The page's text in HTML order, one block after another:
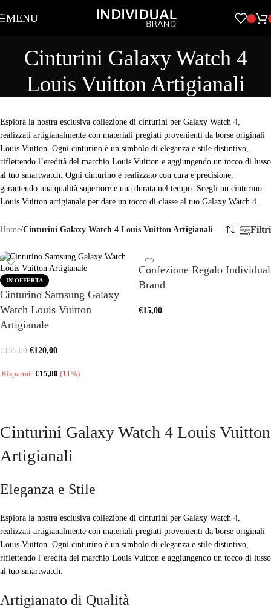
Skip to navigation
MENU
Cinturini Galaxy Watch 4
Louis Vuitton Artigianali
Esplora la nostra esclusiva collezione di cinturini per Galaxy Watch 4,
realizzati artigianalmente con materiali pregiati provenienti da borse originali
Louis Vuitton. Ogni cinturino è un simbolo di eleganza e stile distintivo,
riflettendo l’eredità del marchio Louis Vuitton e aggiungendo un tocco di lusso
al tuo smartwatch. Ogni cinturino è realizzato con cura e precisione,
garantendo una qualità superiore e una durata nel tempo. Scegli un cinturino
Louis Vuitton artigianale per dare un tocco di classe al tuo Galaxy Watch 4.
Home/Cinturini Galaxy Watch 4 Louis Vuitton Artigianali Filtri
IN OFFERTA
Cinturino Samsung Galaxy
Watch Louis Vuitton
Artigianale
€135,00 €120,00
Risparmi: €15,00 (11%)
Confezione Regalo Individual
Brand
€15,00
Cinturini Galaxy Watch 4 Louis Vuitton
Artigianali
Eleganza e Stile
Esplora la nostra esclusiva collezione di cinturini per Galaxy Watch 4,
realizzati artigianalmente con materiali pregiati provenienti da borse originali
Louis Vuitton. Ogni cinturino è un simbolo di eleganza e stile distintivo,
riflettendo l’eredità del marchio Louis Vuitton e aggiungendo un tocco di lusso
al tuo smartwatch.
Artigianato di Qualità